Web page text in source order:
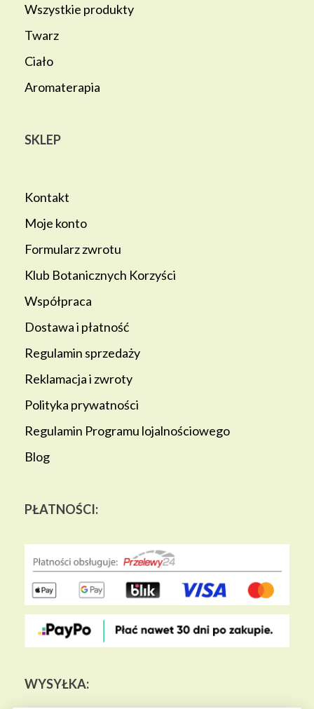
Wszystkie produkty
Twarz
Ciało
Aromaterapia
SKLEP
Kontakt
Moje konto
Formularz zwrotu
Klub Botanicznych Korzyści
Współpraca
Dostawa i płatność
Regulamin sprzedaży
Reklamacja i zwroty
Polityka prywatności
Regulamin Programu lojalnościowego
Blog
PŁATNOŚCI:
WYSYŁKA: